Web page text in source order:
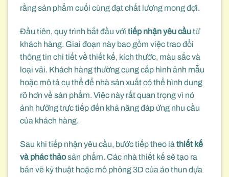
rằng sản phẩm cuối cùng đạt chất lượng mong đợi.
Đầu tiên, quy trình bắt đầu với tiếp nhận yêu cầutừ
khách hàng. Giai đoạn này bao gồm việc trao đổi
thông tin chi tiết về thiết kế, kích thước, màu sắc và
loại vải. Khách hàng thường cung cấp hình ảnh mẫu
hoặc mô tả cụ thể để nhà sản xuất có thể hình dung
rõ hơn về sản phẩm. Việc này rất quan trọng vì nó
ảnh hưởng trực tiếp đến khả năng đáp ứng nhu cầu
của khách hàng.
Sau khi tiếp nhận yêu cầu, bước tiếp theo là thiết kế
và phác thảosản phẩm. Các nhà thiết kế sẽ tạo ra
bản vẽ kỹ thuật hoặc mô phỏng 3D của áo thun dựa